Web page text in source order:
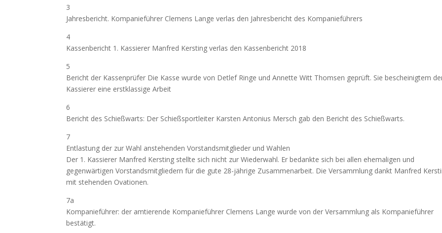
3
Jahresbericht. Kompanieführer Clemens Lange verlas den Jahresbericht des Kompanieführers
4
Kassenbericht 1. Kassierer Manfred Kersting verlas den Kassenbericht 2018
5
Bericht der Kassenprüfer Die Kasse wurde von Detlef Ringe und Annette Witt Thomsen geprüft. Sie bescheinigtem
Kassierer eine erstklassige Arbeit
6
Bericht des Schießwarts: Der Schießsportleiter Karsten Antonius Mersch gab den Bericht des Schießwarts.
7
Entlastung der zur Wahl anstehenden Vorstandsmitglieder und Wahlen
Der 1. Kassierer Manfred Kersting stellte sich nicht zur Wiederwahl. Er bedankte sich bei allen ehemaligen und
gegenwärtigen Vorstandsmitgliedern für die gute 28-jährige Zusammenarbeit. Die Versammlung dankt Manfred
mit stehenden Ovationen.
7a
Kompanieführer: der amtierende Kompanieführer Clemens Lange wurde von der Versammlung als Kompanieführer
bestätigt.